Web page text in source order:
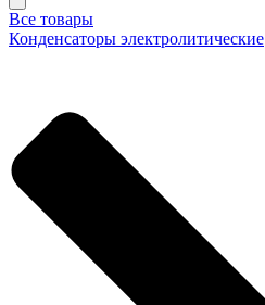
Все товары
Конденсаторы электролитические